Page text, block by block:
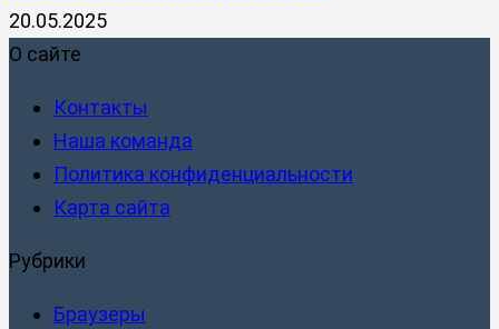
20.05.2025
О сайте
Контакты
Наша команда
Политика конфиденциальности
Карта сайта
Рубрики
Браузеры